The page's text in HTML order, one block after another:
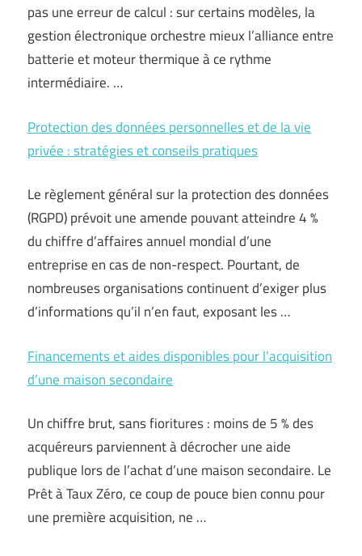
pas une erreur de calcul : sur certains modèles, la
gestion électronique orchestre mieux l’alliance entre
batterie et moteur thermique à ce rythme
intermédiaire. …
Protection des données personnelles et de la vie
privée : stratégies et conseils pratiques
Le règlement général sur la protection des données
(RGPD) prévoit une amende pouvant atteindre 4 %
du chiffre d’affaires annuel mondial d’une
entreprise en cas de non-respect. Pourtant, de
nombreuses organisations continuent d’exiger plus
d’informations qu’il n’en faut, exposant les …
Financements et aides disponibles pour l’acquisition
d’une maison secondaire
Un chiffre brut, sans fioritures : moins de 5 % des
acquéreurs parviennent à décrocher une aide
publique lors de l’achat d’une maison secondaire. Le
Prêt à Taux Zéro, ce coup de pouce bien connu pour
une première acquisition, ne …